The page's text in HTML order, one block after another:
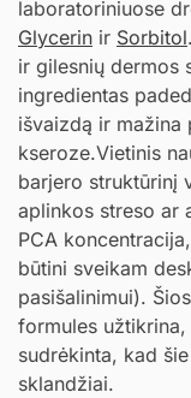
laboratoriniuose
Glycerin ir Sorbitol
ir gilesnių dermos
ingredientas
išvaizdą ir mažina
kseroze.Vietinis
barjero struktūrinį
aplinkos streso ar
PCA
būtini sveikam
pasišalinimui).
formules
sudrėkinta, kad
sklandžiai.